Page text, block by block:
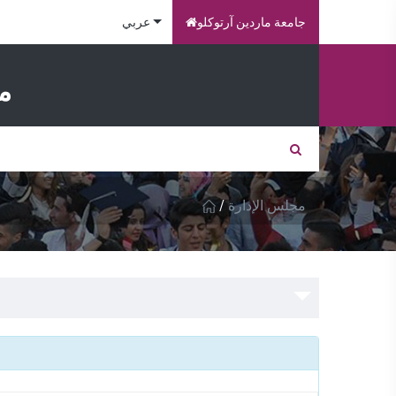
عربي جامعة ماردين آرتوكلو
/ مجلس الإدارة